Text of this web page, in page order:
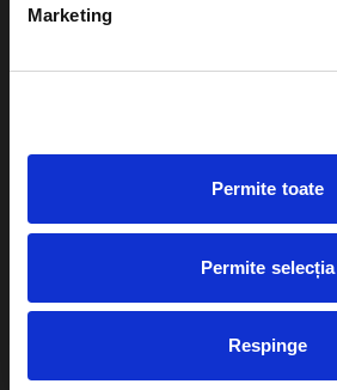
Marketing
Permite toate
Permite selecția
Respinge
Diverse
Despre noi
Contact